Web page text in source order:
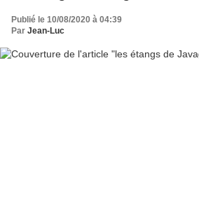
Publié le 10/08/2020 à 04:39
Par Jean-Luc